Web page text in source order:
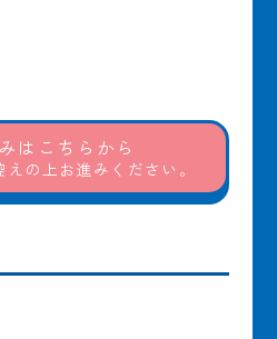
はこちらから
の上お進みください。